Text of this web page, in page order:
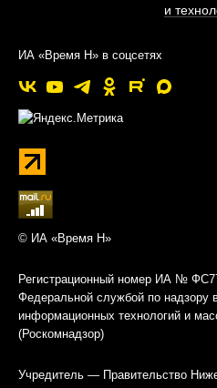
и
ИА «Время Н» в соцсетях
© ИА «Время Н»
Регистрационный номер ИА №
Федеральной службой по надзору
информационных технологий и
(Роскомнадзор)
Учредитель — Правительство